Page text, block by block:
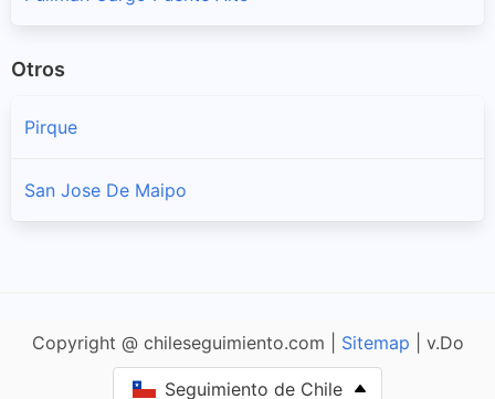
Otros
Pirque
San Jose De Maipo
Copyright @ chileseguimiento.com | Sitemap | v.Do
Seguimiento de Chile